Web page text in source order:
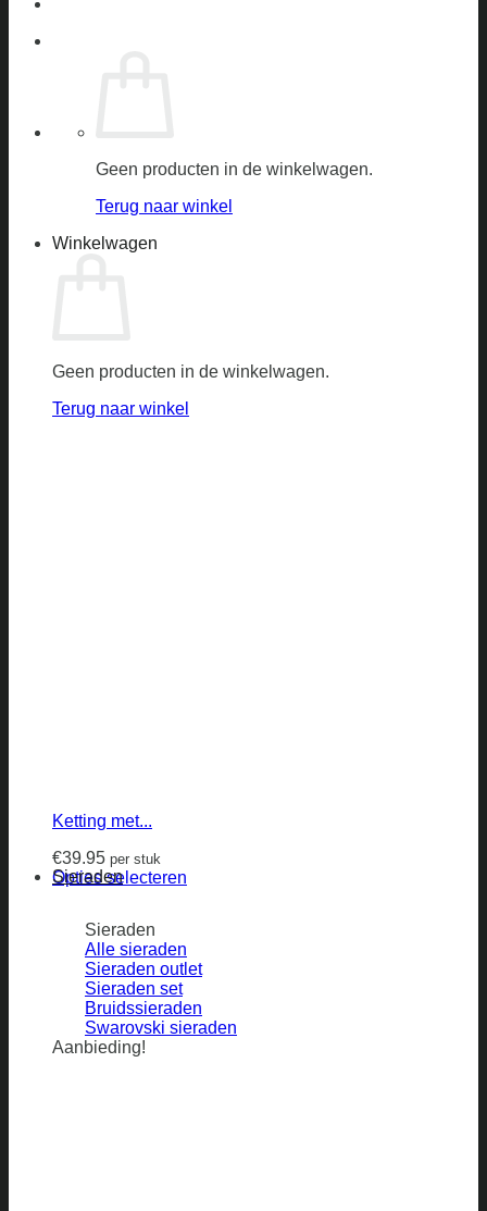
Geen producten in de winkelwagen.
Terug naar winkel
Winkelwagen
Geen producten in de winkelwagen.
Terug naar winkel
Ketting met...
€39.95 per stuk
Opties selecteren
Sieraden
Sieraden
Alle sieraden
Sieraden outlet
Sieraden set
Bruidssieraden
Swarovski sieraden
Aanbieding!